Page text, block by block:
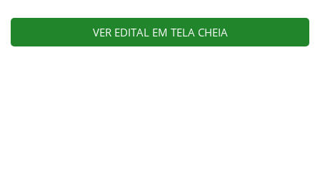
VER EDITAL EM TELA CHEIA